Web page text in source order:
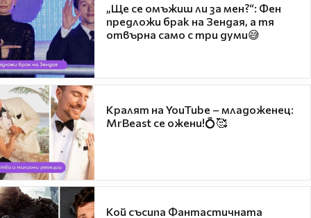
„Ще се омъжиш ли за мен?“: Фен
предложи брак на Зендая, а тя
отвърна само с три думи😅
Кралят на YouTube – младоженец:
MrBeast се ожени!💍🥰
Кой съсипа Фантастичната